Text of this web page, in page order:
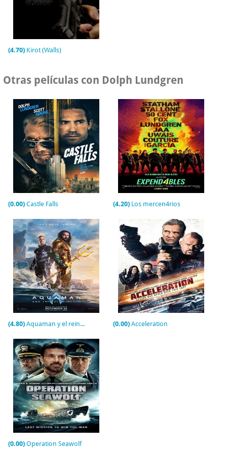
(4.70) Kirot (Walls)
Otras películas con Dolph Lundgren
(0.00) Castle Falls (4.20) Los mercen4rios
(4.80) Aquaman y el reino perdido (0.00)Acceleration
(0.00) Operation Seawolf